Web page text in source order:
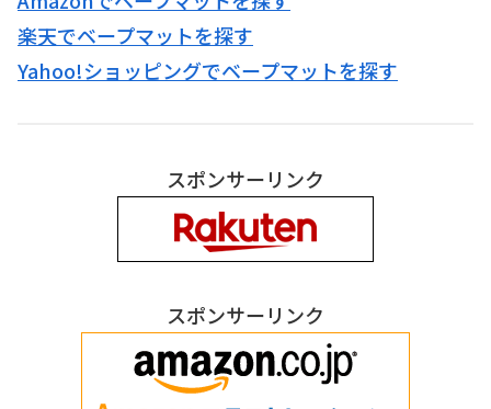
楽天でベープマットを探す
Yahoo!ショッピングでベープマットを探す
スポンサーリンク
スポンサーリンク